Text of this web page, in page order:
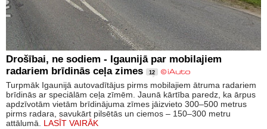
Drošībai, ne sodiem - Igaunijā par mobilajiem
radariem brīdinās ceļa zimes
12
Turpmāk Igaunijā autovadītājus pirms mobilajiem ātruma radariem
brīdinās ar speciālām ceļa zīmēm. Jaunā kārtība paredz, ka ārpus
apdzīvotām vietām brīdinājuma zīmes jāizvieto 300–500 metrus
pirms radara, savukārt pilsētās un ciemos – 150–300 metru
attālumā. LASĪT VAIRĀK